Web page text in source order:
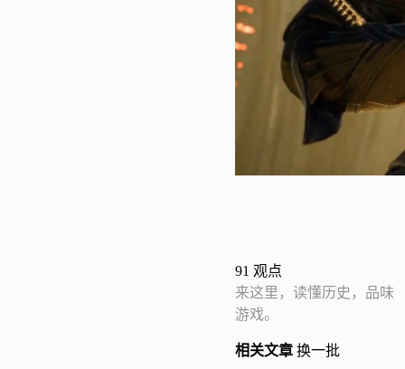
91 观点
来这里，读懂历史，品味
游戏。
相关文章 换一批